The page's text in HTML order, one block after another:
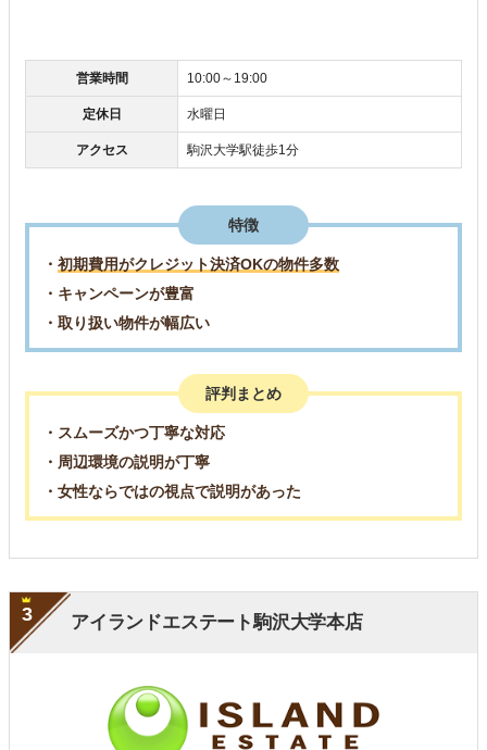
営業時間 10:00～19:00
定休日 水曜日
アクセス 駒沢大学駅徒歩1分
特徴
・ 初期費用がクレジット決済OKの物件多数
・キャンペーンが豊富
・取り扱い物件が幅広い
評判まとめ
・スムーズかつ丁寧な対応
・周辺環境の説明が丁寧
・女性ならではの視点で説明があった
アイランドエステート駒沢大学本店
3